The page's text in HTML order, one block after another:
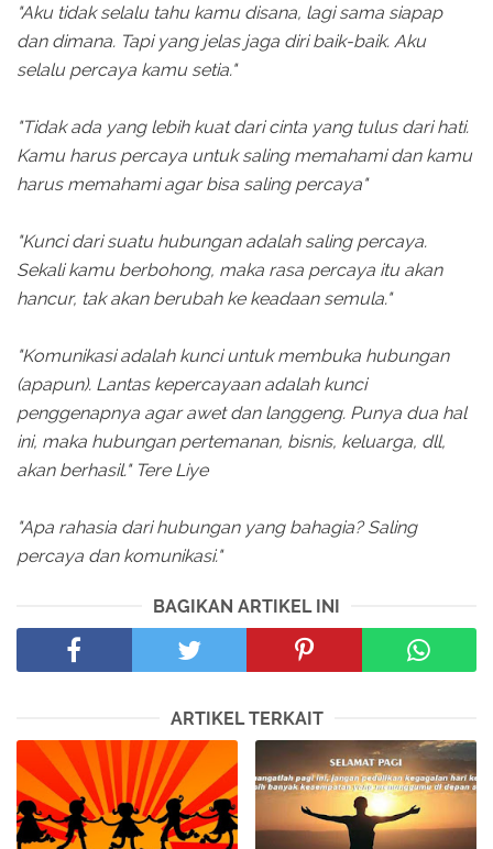
"Aku tidak selalu tahu kamu disana, lagi sama siapap
dan dimana. Tapi yang jelas jaga diri baik-baik. Aku
selalu percaya kamu setia."
"Tidak ada yang lebih kuat dari cinta yang tulus dari hati.
Kamu harus percaya untuk saling memahami dan kamu
harus memahami agar bisa saling percaya"
"Kunci dari suatu hubungan adalah saling percaya.
Sekali kamu berbohong, maka rasa percaya itu akan
hancur, tak akan berubah ke keadaan semula."
"Komunikasi adalah kunci untuk membuka hubungan
(apapun). Lantas kepercayaan adalah kunci
penggenapnya agar awet dan langgeng. Punya dua hal
ini, maka hubungan pertemanan, bisnis, keluarga, dll,
akan berhasil." Tere Liye
"Apa rahasia dari hubungan yang bahagia? Saling
percaya dan komunikasi."
BAGIKAN ARTIKEL INI
ARTIKEL TERKAIT